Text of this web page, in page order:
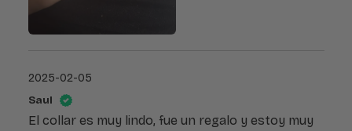
2025-02-05
Saul
El collar es muy lindo, fue un regalo y estoy muy